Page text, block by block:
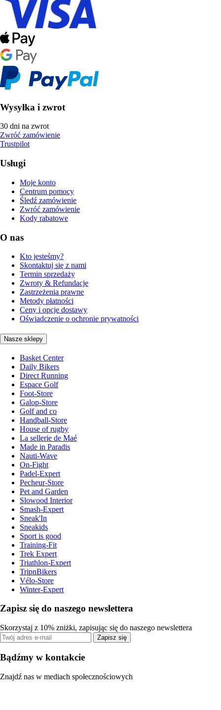
Wysyłka i zwrot
30 dni na zwrot
Zwróć zamówienie
Trustpilot
Usługi
Moje konto
Centrum pomocy
Śledź zamówienie
Zwróć zamówienie
Kody rabatowe
O nas
Kto jesteśmy?
Skontaktuj się z nami
Termin sprzedaży
Zwroty & Refundacje
Zastrzeżenia prawne
Metody płatności
Ceny i opcje dostawy
Oświadczenie o ochronie prywatności
Nasze sklepy
Basket Center
Daily Bikers
Direct Running
Espace Golf
Foot-Store
Galop-Store
Golf and co
Handball-Store
House of rugby
La sellerie de Maé
Made in Paradis
Nauti-Wave
On-Fight
Padel-Expert
Pecheur-Store
Pet and Garden
Slowood Interior
Smash-Expert
Sneak'In
Sneakids
Sport is good
Training-Fit
Trek Expert
Triathlon-Expert
TripnBikers
Vélo-Store
Winter-Expert
Zapisz się do naszego newslettera
Skorzystaj z 10% zniżki, zapisując się do naszego newslettera
Zapisz się
Bądźmy w kontakcie
Znajdź nas w mediach społecznościowych